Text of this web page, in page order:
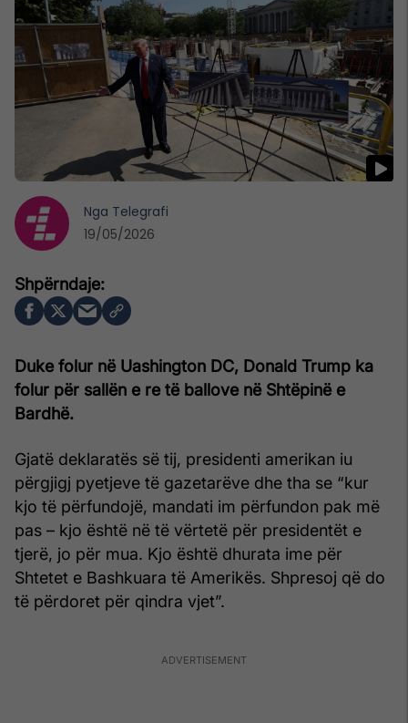
Duke folur në Uashington DC, Donald Trump ka
folur për sallën e re të ballove në Shtëpinë e
Bardhë.
Gjatë deklaratës së tij, presidenti amerikan iu
përgjigj pyetjeve të gazetarëve dhe tha se “kur
kjo të përfundojë, mandati im përfundon pak më
pas – kjo është në të vërtetë për presidentët e
tjerë, jo për mua. Kjo është dhurata ime për
Shtetet e Bashkuara të Amerikës. Shpresoj që do
të përdoret për qindra vjet”.
Nga Telegrafi
19/05/2026